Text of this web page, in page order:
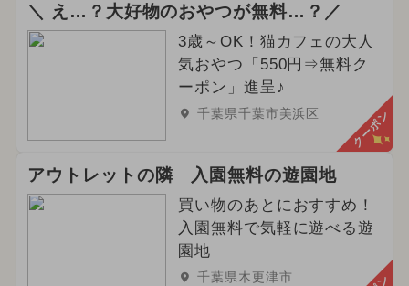
＼ え…？大好物のおやつが無料…？／
3歳～OK！猫カフェの大人
気おやつ「550円⇒無料ク
ーポン」進呈♪
千葉県千葉市美浜区 クーポン
アウトレットの隣 入園無料の遊園地
買い物のあとにおすすめ！
入園無料で気軽に遊べる遊
園地
千葉県木更津市